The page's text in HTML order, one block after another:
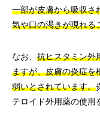
一部が皮膚から吸収さ
気や口の渇きが現れる
なお、 抗ヒスタミン外
ますが、皮膚の炎症を
弱いとされています。
テロイド外用薬の使用